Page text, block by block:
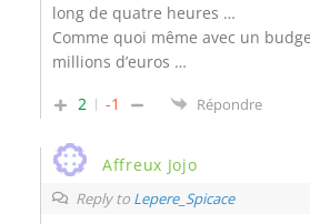
long de quatre heures …
Comme quoi même avec un
millions d’euros …
2 -1 Répondre
Affreux Jojo
Reply to Lepere_Spicace